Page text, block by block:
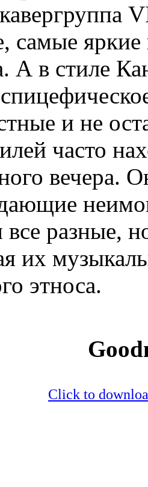
самые
А в стиле
и не
часто
вечера.
разные,
их
этноса.
Click to